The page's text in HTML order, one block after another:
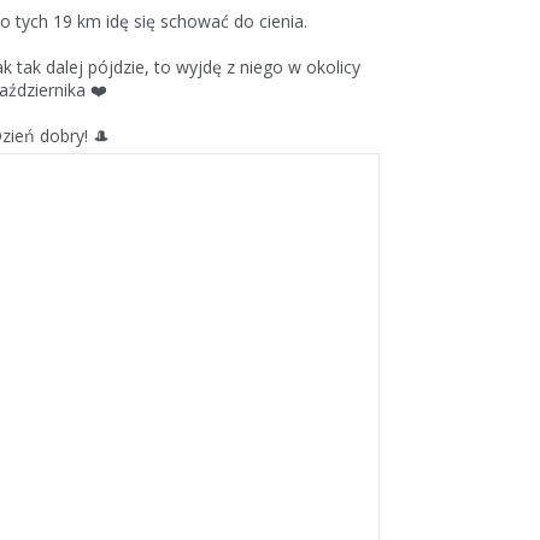
tych 19 km idę się schować do cienia.
tak dalej pójdzie, to wyjdę z niego w okolicy
❤️
dobry! 🎩